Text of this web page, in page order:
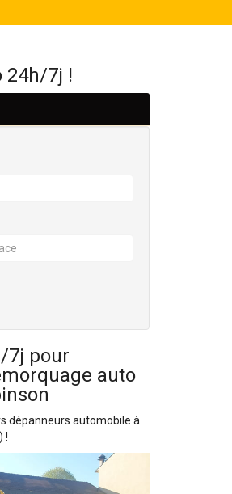
24h/7j !
7j pour
auto
dépanneurs automobile à
!